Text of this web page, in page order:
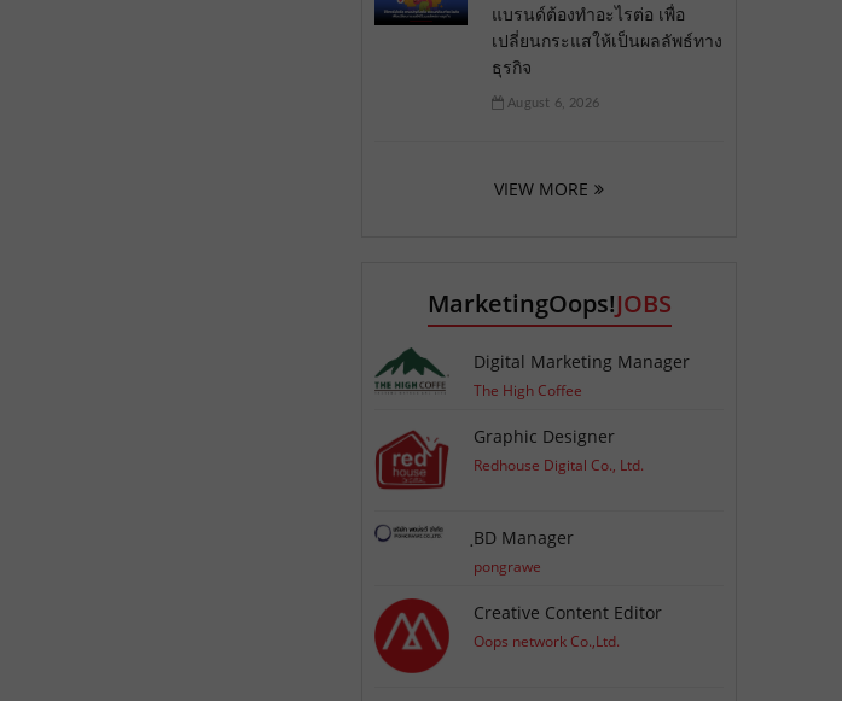
แบรนด์ต้องทำอะไรต่อ เพื่อ
เปลี่ยนกระแสให้เป็นผลลัพธ์ทาง
ธุรกิจ
August 6, 2026
VIEW MORE
MarketingOops!JOBS
Digital Marketing Manager
The High Coffee
Graphic Designer
Redhouse Digital Co., Ltd.
ฺBD Manager
pongrawe
Creative Content Editor
Oops network Co.,Ltd.